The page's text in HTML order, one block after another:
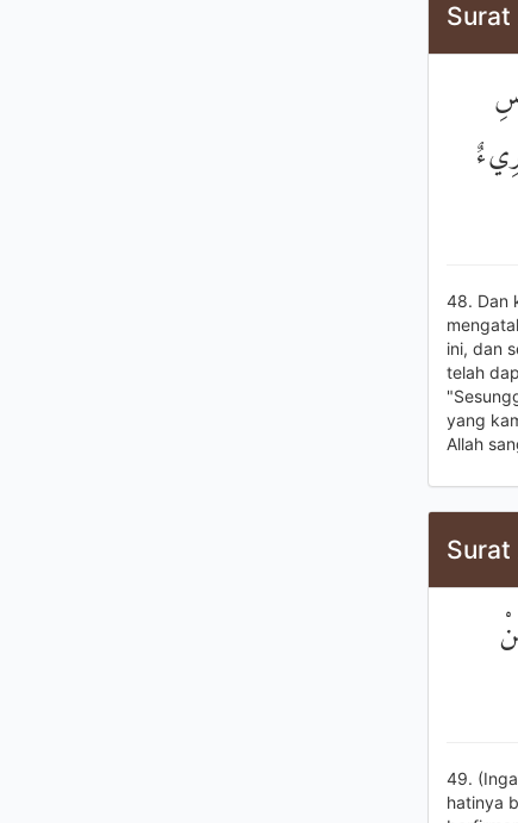
48. Dan
ini, dan
telah
yang
Allah
49.
hatinya